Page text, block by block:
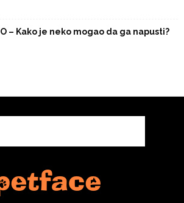
– Kako je neko mogao da ga napusti?